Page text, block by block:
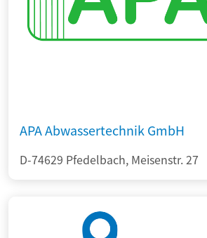
APA Abwassertechnik GmbH
D-74629 Pfedelbach, Meisenstr. 27